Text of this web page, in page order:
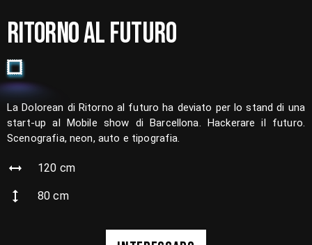
RITORNO AL FUTURO
La Dolorean di Ritorno al futuro ha deviato per lo stand di una
start-up al Mobile show di Barcellona. Hackerare il futuro.
Scenografia, neon, auto e tipografia.
120 cm
80 cm